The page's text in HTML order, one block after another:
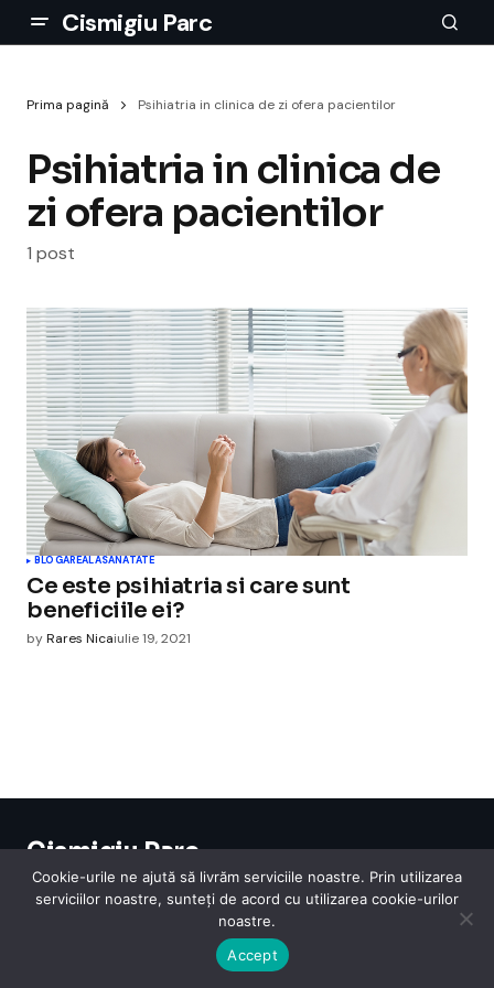
Cismigiu Parc
Prima pagină Psihiatria in clinica de zi ofera pacientilor
Psihiatria in clinica de
zi ofera pacientilor
1 post
BLOGAREALASANATATE
Ce este psihiatria si care sunt
beneficiile ei?
byRares Nicaiulie 19, 2021
Cismigiu Parc
© 2024 CismigiuParc. All Rights Reserved.
Internet Legislatie Medical Moda Sarbatori Telefoane
Cookie-urile ne ajută să livrăm serviciile noastre. Prin utilizarea
serviciilor noastre, sunteți de acord cu utilizarea cookie-urilor
noastre.
Accept